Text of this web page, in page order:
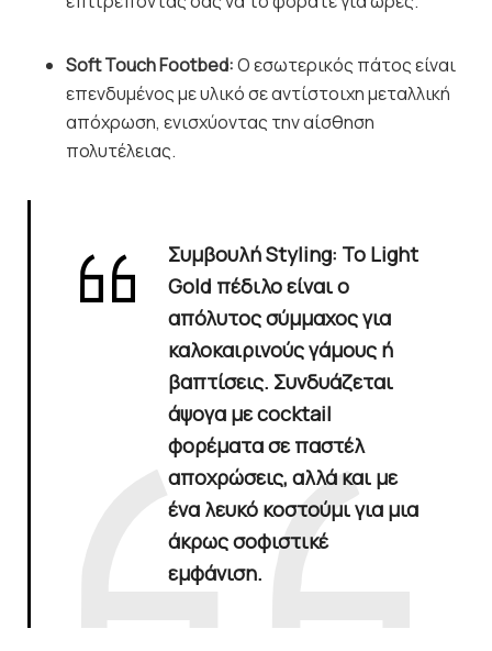
Soft Touch Footbed:Ο εσωτερικός πάτος είναι
επενδυμένος με υλικό σε αντίστοιχη μεταλλική
απόχρωση, ενισχύοντας την αίσθηση
πολυτέλειας.
Συμβουλή Styling: Το Light
Gold πέδιλοείναι ο
απόλυτος σύμμαχος για
καλοκαιρινούς γάμους ή
βαπτίσεις. Συνδυάζεται
άψογα με cocktail
φορέματα σε παστέλ
αποχρώσεις, αλλά και με
ένα λευκό κοστούμι για μια
άκρως σοφιστικέ
εμφάνιση.